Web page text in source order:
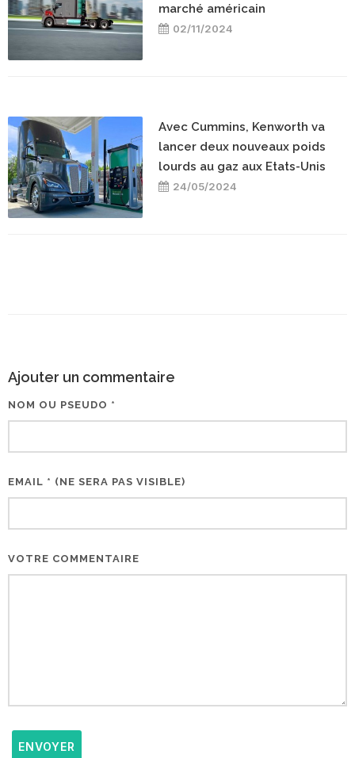
marché américain
02/11/2024
Avec Cummins, Kenworth va
lancer deux nouveaux poids
lourds au gaz aux Etats-Unis
24/05/2024
Ajouter un commentaire
NOM OU PSEUDO *
EMAIL * (NE SERA PAS VISIBLE)
VOTRE COMMENTAIRE
ENVOYER